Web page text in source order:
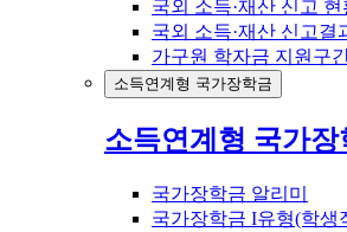
국외 소득·재산 신고 현
국외 소득·재산 신고결
가구원 학자금 지원구
소득연계형 국가장학금
소득연계형 국가장
국가장학금 알리미
국가장학금 I유형(학생